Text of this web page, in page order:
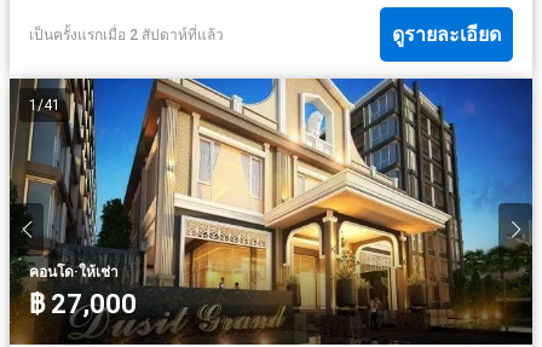
เป็นครั้งแรกเมื่อ 2 สัปดาห์ที่แล้ว ดูรายละเอียด
1/41
คอนโด·ให้เช่า
฿ 27,000